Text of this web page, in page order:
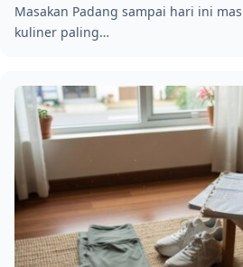
Masakan Padang sampai hari ini
kuliner paling…